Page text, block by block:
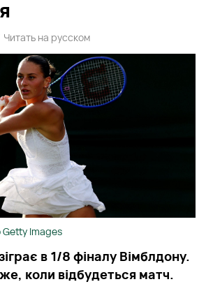
Читать на русском
Images
в 1/8 фіналу Вімблдону.
коли відбудеться матч.